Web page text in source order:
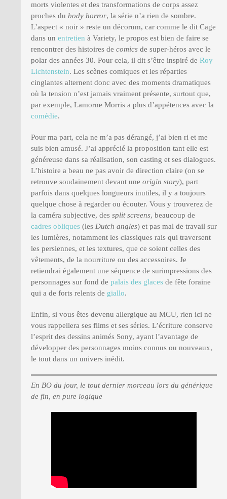
morts violentes et des transformations de corps assez
proches du body horror, la série n’a rien de sombre.
L’aspect « noir » reste un décorum, car comme le dit Cage
dans un entretien à Variety, le propos est bien de faire se
rencontrer des histoires de comics de super-héros avec le
polar des années 30. Pour cela, il dit s’être inspiré de Roy
Lichtenstein. Les scènes comiques et les réparties
cinglantes alternent donc avec des moments dramatiques
où la tension n’est jamais vraiment présente, surtout que,
par exemple, Lamorne Morris a plus d’appétences avec la
comédie.
Pour ma part, cela ne m’a pas dérangé, j’ai bien ri et me
suis bien amusé. J’ai apprécié la proposition tant elle est
généreuse dans sa réalisation, son casting et ses dialogues.
L’histoire a beau ne pas avoir de direction claire (on se
retrouve soudainement devant une origin story), part
parfois dans quelques longueurs inutiles, il y a toujours
quelque chose à regarder ou écouter. Vous y trouverez de
la caméra subjective, des split screens, beaucoup de
cadres obliques (les Dutch angles) et pas mal de travail sur
les lumières, notamment les classiques rais qui traversent
les persiennes, et les textures, que ce soient celles des
vêtements, de la nourriture ou des accessoires. Je
retiendrai également une séquence de surimpressions des
personnages sur fond de palais des glaces de fête foraine
qui a de forts relents de giallo.
Enfin, si vous êtes devenu allergique au MCU, rien ici ne
vous rappellera ses films et ses séries. L’écriture conserve
l’esprit des dessins animés Sony, ayant l’avantage de
développer des personnages moins connus ou nouveaux,
le tout dans un univers inédit.
En BO du jour, le tout dernier morceau lors du générique
de fin, en pure logique